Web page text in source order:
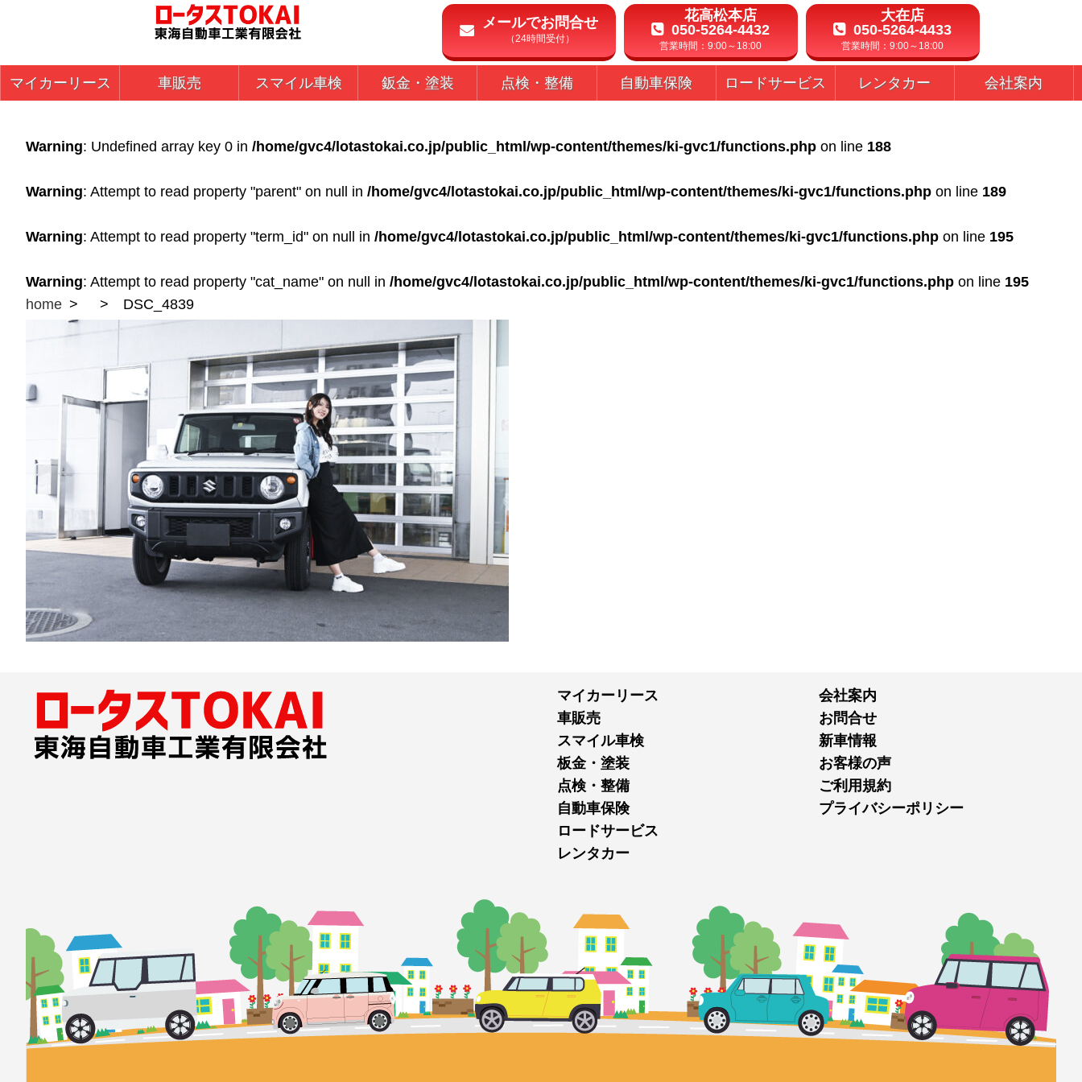
メールでお問合せ
（24時間受付）
花高松本店
050-5264-4432
営業時間：9:00～18:00
大在店
050-5264-4433
営業時間：9:00～18:00
マイカーリース 車販売 スマイル車検 鈑金・塗装 点検・整備 自動車保険 ロードサービス レンタカー 会社案内
Warning: Undefined array key 0 in /home/gvc4/lotastokai.co.jp/public_html/wp-content/themes/ki-gvc1/functions.php on line 188
Warning: Attempt to read property "parent" on null in /home/gvc4/lotastokai.co.jp/public_html/wp-content/themes/ki-gvc1/functions.php on line 189
Warning: Attempt to read property "term_id" on null in /home/gvc4/lotastokai.co.jp/public_html/wp-content/themes/ki-gvc1/functions.php on line 195
Warning: Attempt to read property "cat_name" on null in /home/gvc4/lotastokai.co.jp/public_html/wp-content/themes/ki-gvc1/functions.php on line 195
home
DSC_4839
マイカーリース
車販売
スマイル車検
板金・塗装
点検・整備
自動車保険
ロードサービス
レンタカー
会社案内
お問合せ
新車情報
お客様の声
ご利用規約
プライバシーポリシー